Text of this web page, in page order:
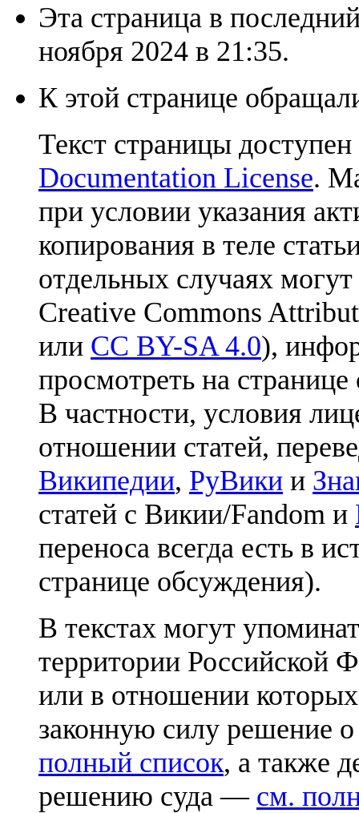
Эта страница в
ноября 2024 в 21:35.
К этой странице
Текст страницы
Documentation License.
при условии указания
копирования в теле
отдельных случаях
Creative Commons
или CC BY-SA 4.0),
просмотреть на
В частности, условия
отношении статей,
Википедии, РуВики и
статей с Викии/Fandom и
переноса всегда есть в
странице обсуждения).
В текстах могут
территории Российской
или в отношении
законную силу решение
полный список, а также
решению суда — см.